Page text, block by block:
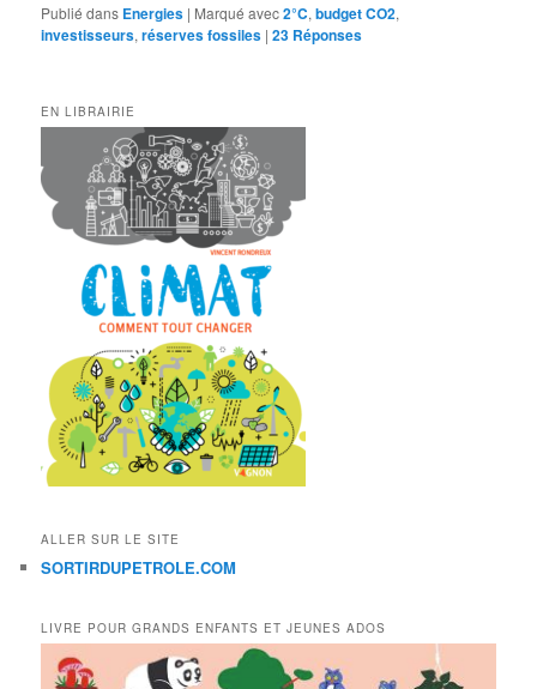
Publié dans Energies | Marqué avec2°C,budget CO2,
investisseurs,réserves fossiles |23 Réponses
EN LIBRAIRIE
ALLER SUR LE SITE
SORTIRDUPETROLE.COM
LIVRE POUR GRANDS ENFANTS ET JEUNES ADOS